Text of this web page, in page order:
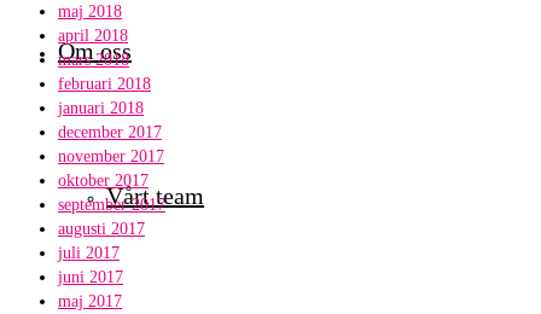
Om oss
Vårt team
maj 2018
april 2018
mars 2018
februari 2018
januari 2018
december 2017
november 2017
oktober 2017
september 2017
augusti 2017
juli 2017
juni 2017
maj 2017